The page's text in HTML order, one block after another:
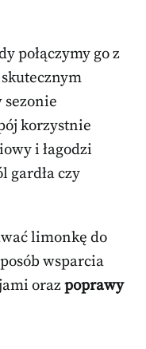
połączymy go z
korzystnie
i łagodzi
gardła czy
limonkę do
wsparcia
orazpoprawy